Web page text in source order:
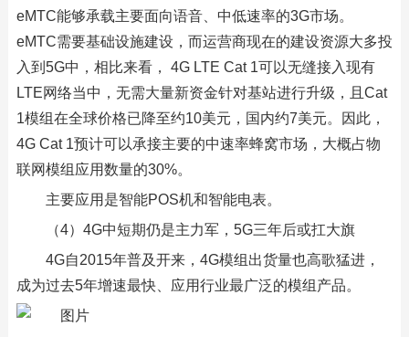
eMTC能够承载主要面向语音、中低速率的3G市场。
eMTC需要基础设施建设，而运营商现在的建设资源大多投
入到5G中，相比来看， 4G LTE Cat 1可以无缝接入现有
LTE网络当中，无需大量新资金针对基站进行升级，且Cat
1模组在全球价格已降至约10美元，国内约7美元。因此，
4G Cat 1预计可以承接主要的中速率蜂窝市场，大概占物
联网模组应用数量的30%。
主要应用是智能POS机和智能电表。
（4）4G中短期仍是主力军，5G三年后或扛大旗
4G自2015年普及开来，4G模组出货量也高歌猛进，
成为过去5年增速最快、应用行业最广泛的模组产品。